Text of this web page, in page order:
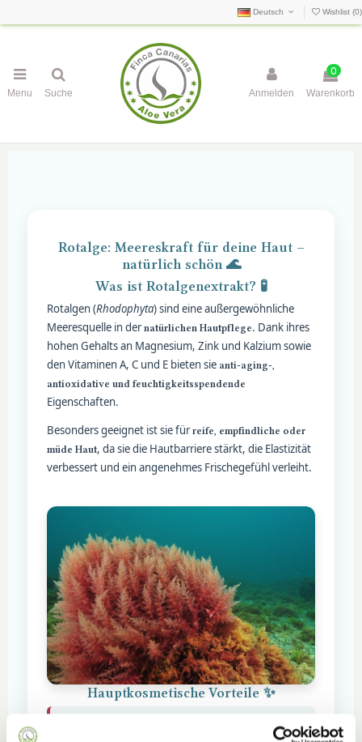
Deutsch Wishlist (0)
Menu Suche Anmelden
0
Warenkorb
Rotalge: Meereskraft für deine Haut –
natürlich schön 🌊
Was ist Rotalgenextrakt? 🧪
Rotalgen (Rhodophyta) sind eine außergewöhnliche
Meeresquelle in dernatürlichen Hautpflege. Dank ihres
hohen Gehalts an Magnesium, Zink und Kalzium sowie
den Vitaminen A, C und E bieten sie anti-aging-,
antioxidative und feuchtigkeitsspendende
Eigenschaften.
Besonders geeignet ist sie fürreife, empfindliche oder
müde Haut, da sie die Hautbarriere stärkt, die Elastizität
verbessert und ein angenehmes Frischegefühl verleiht.
Hauptkosmetische Vorteile ✨